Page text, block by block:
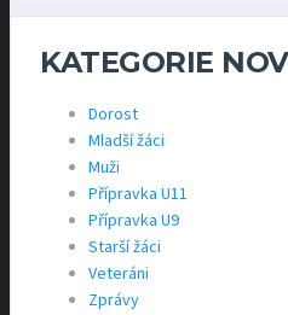
KATEGORIE
Dorost
Mladší žáci
Muži
Přípravka U11
Přípravka U9
Starší žáci
Veteráni
Zprávy